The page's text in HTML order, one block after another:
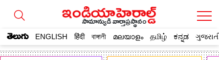
సామాన్యుడి వార్తాప్రస్థానం
తెలుగు ENGLISH हिंदी বাঙ্গালী മലയാളം தமிழ் ಕನ್ನಡ